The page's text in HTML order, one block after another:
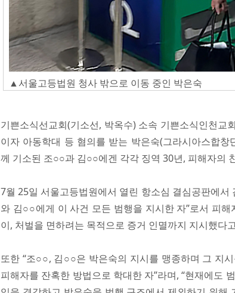
▲서울고등법원 청사 밖으로 이동 중인 박은숙
기쁜소식선교회(기소선, 박옥수) 소속 기쁜소식인천교
이자 아동학대 등 혐의를 받는 박은숙(그라시아스합
께 기소된 조○○과 김○○에겐 각각 징역 30년, 피해자의
7월 25일 서울고등법원에서 열린 항소심 결심공판에
와 김○○에게 이 사건 모든 범행을 지시한 자”로서 피
이, 처벌을 면하려는 목적으로 증거 인멸까지 지시했다
또한 “조○○, 김○○은 박은숙의 지시를 맹종하며 그 지
피해자를 잔혹한 방법으로 학대한 자”라며, “현재에도